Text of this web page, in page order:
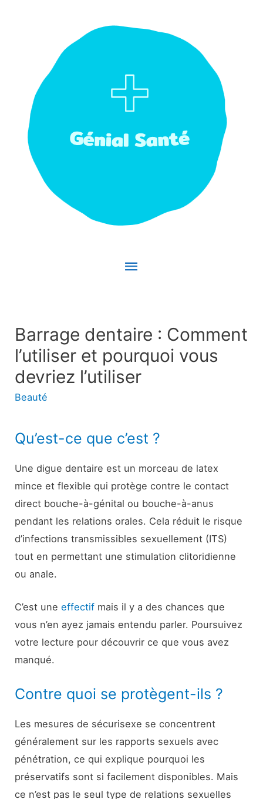
Menu
Barrage dentaire : Comment
l’utiliser et pourquoi vous
devriez l’utiliser
Beauté
Qu’est-ce que c’est ?
Une digue dentaire est un morceau de latex
mince et flexible qui protège contre le contact
direct bouche-à-génital ou bouche-à-anus
pendant les relations orales. Cela réduit le risque
d’infections transmissibles sexuellement (ITS)
tout en permettant une stimulation clitoridienne
ou anale.
C’est uneeffectif mais il y a des chances que
vous n’en ayez jamais entendu parler. Poursuivez
votre lecture pour découvrir ce que vous avez
manqué.
Contre quoi se protègent-ils ?
Les mesures de sécurisexe se concentrent
généralement sur les rapports sexuels avec
pénétration, ce qui explique pourquoi les
préservatifs sont si facilement disponibles. Mais
ce n’est pas le seul type de relations sexuelles